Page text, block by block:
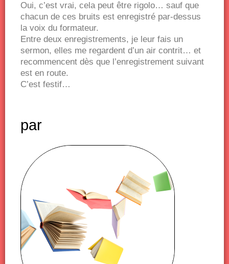
Oui, c’est vrai, cela peut être rigolo… sauf que
chacun de ces bruits est enregistré par-dessus
la voix du formateur.
Entre deux enregistrements, je leur fais un
sermon, elles me regardent d’un air contrit… et
recommencent dès que l’enregistrement suivant
est en route.
C’est festif…
par